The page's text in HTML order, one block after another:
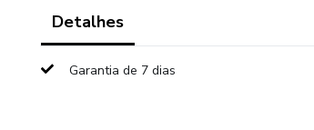
Detalhes
Garantia de 7 dias